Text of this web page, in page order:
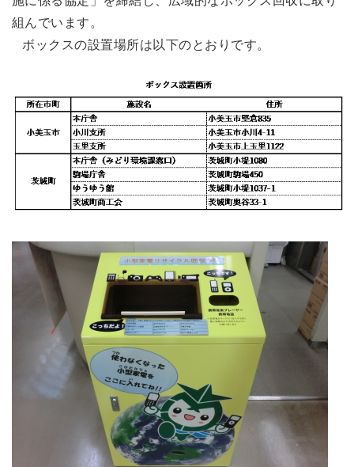
組んでいます。
ボックスの設置場所は以下のとおりです。